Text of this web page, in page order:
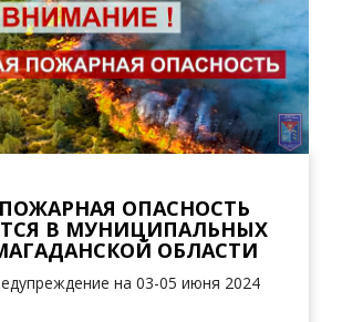
ОПАСНОСТЬ
В МУНИЦИПАЛЬНЫХ
ОБЛАСТИ
на 03-05 июня 2024